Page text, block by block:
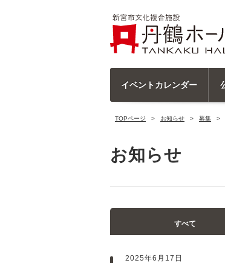
イベントカレンダー
TOPページ お知らせ 募集
お知らせ
すべて
2025年6月17日